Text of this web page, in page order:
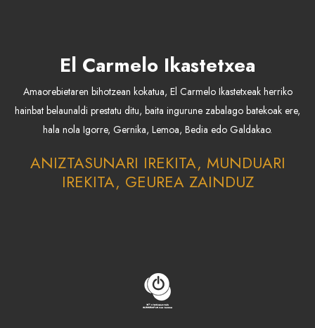
El Carmelo Ikastetxea
Amaorebietaren bihotzean kokatua, El Carmelo Ikastetxeak herriko
hainbat belaunaldi prestatu ditu, baita ingurune zabalago batekoak ere,
hala nola Igorre, Gernika, Lemoa, Bedia edo Galdakao.
ANIZTASUNARI IREKITA, MUNDUARI
IREKITA, GEUREA ZAINDUZ